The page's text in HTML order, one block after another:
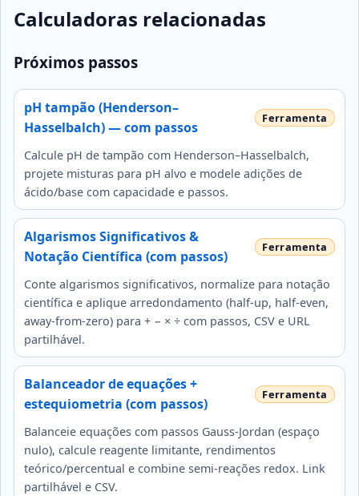
Calculadoras relacionadas
Próximos passos
pH tampão (Henderson–
Hasselbalch) — com passos
Calcule pH de tampão com Henderson–Hasselbalch,
projete misturas para pH alvo e modele adições de
ácido/base com capacidade e passos.
Algarismos Significativos &
Notação Científica (com passos)
Conte algarismos significativos, normalize para notação
científica e aplique arredondamento (half‑up, half‑even,
away‑from‑zero) para + − × ÷ com passos, CSV e URL
partilhável.
Balanceador de equações +
estequiometria (com passos)
Balanceie equações com passos Gauss‑Jordan (espaço
nulo), calcule reagente limitante, rendimentos
teórico/percentual e combine semi‑reações redox. Link
partilhável e CSV.